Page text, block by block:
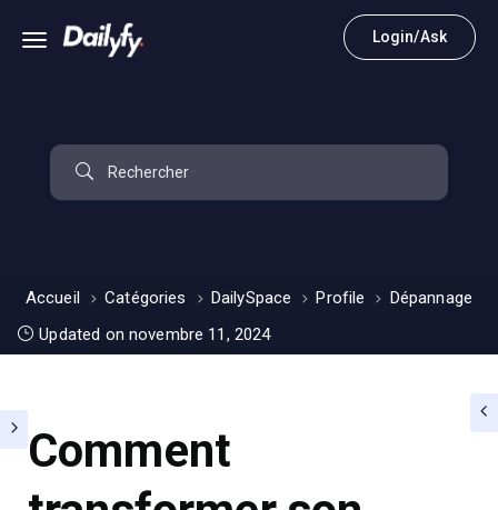
Login/Ask
Accueil Catégories DailySpace Profile
Dépannage
Updated on novembre 11, 2024
Comment